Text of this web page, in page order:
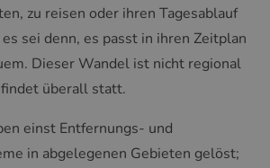
zu reisen oder ihren Tagesablauf
sei denn, es passt in ihren Zeitplan
Dieser Wandel ist nicht regional
überall statt.
einst Entfernungs- und
in abgelegenen Gebieten gelöst;